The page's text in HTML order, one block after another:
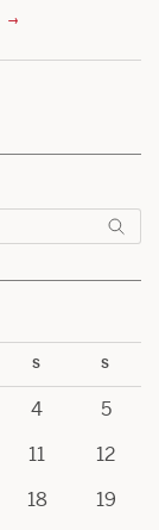
→
S S
4
5
11
12
18
19